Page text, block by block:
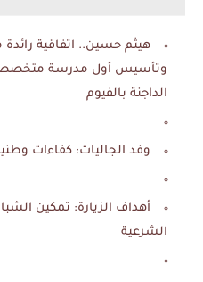
هيثم حسين.. اتفاقية
وتأسيس أول مدرسة متخصصة
الداجنة بالفيوم
وفد الجاليات: كفاءات
أهداف الزيارة: تمكين
الشرعية